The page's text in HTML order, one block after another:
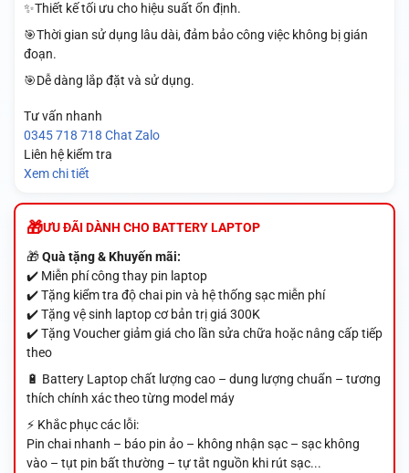
✨Thiết kế tối ưu cho hiệu suất ổn định.
🎯Thời gian sử dụng lâu dài, đảm bảo công việc không bị gián
đoạn.
🎯Dễ dàng lắp đặt và sử dụng.
Tư vấn nhanh
0345 718 718 Chat Zalo
Liên hệ kiểm tra
Xem chi tiết
ƯU ĐÃI DÀNH CHO BATTERY LAPTOP
🎁Quà tặng & Khuyến mãi:
✔️ Miễn phí công thay pin laptop
✔️ Tặng kiểm tra độ chai pin và hệ thống sạc miễn phí
✔️ Tặng vệ sinh laptop cơ bản trị giá 300K
✔️ Tặng Voucher giảm giá cho lần sửa chữa hoặc nâng cấp tiếp
theo
🔋 Battery Laptop chất lượng cao – dung lượng chuẩn – tương
thích chính xác theo từng model máy
⚡ Khắc phục các lỗi:
Pin chai nhanh – báo pin ảo – không nhận sạc – sạc không
vào – tụt pin bất thường – tự tắt nguồn khi rút sạc...